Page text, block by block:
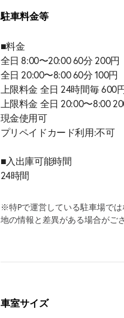
駐車料金等
■料金
全日 8:00〜20:00 60分 200円
全日 20:00〜8:00 60分 100円
上限料金 全日 24時間毎 600
上限料金 全日 20:00〜8:00
現金使用可
プリペイドカード利用:不可
■入出庫可能時間
24時間
※特Pで運営している駐車場で
地の情報と差異がある場合がご
車室サイズ